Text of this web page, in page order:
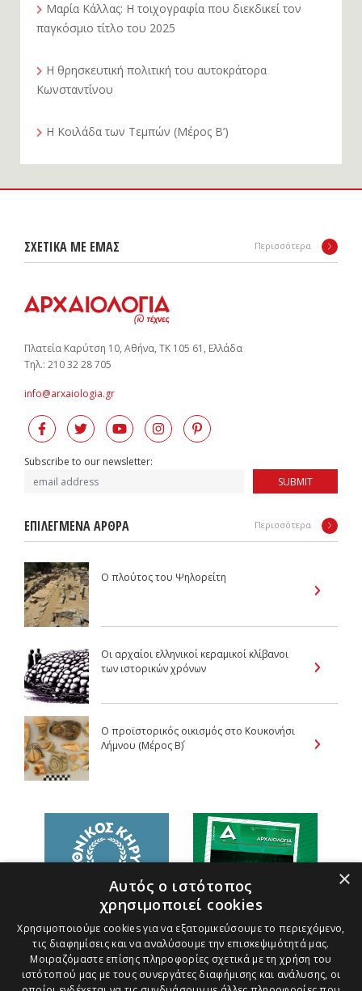
Μαρία Κάλλας: Η τοιχογραφία που διεκδικεί τον
παγκόσμιο τίτλο του 2025
Η θρησκευτική πολιτική του αυτοκράτορα
Κωνσταντίνου
Η Κοιλάδα των Τεμπών (Μέρος Β’)
ΣΧΕΤΙΚΑ ΜΕ ΕΜΑΣ Περισσότερα
Πλατεία Καρύτση 10, Αθήνα, ΤΚ 105 61, Ελλάδα
Tηλ.: 210 32 28 705
info@arxaiologia.gr
Subscribe to our newsletter:
SUBMIT
ΕΠΙΛΕΓΜΕΝΑ ΑΡΘΡΑ Περισσότερα
Ο πλούτος του Ψηλορείτη
Οι αρχαίοι ελληνικοί κεραμικοί κλίβανοι
των ιστορικών χρόνων
Ο προϊστορικός οικισμός στο Kουκονήσι
Λήμνου (Μέρος Β΄)
×
Αυτός ο ιστότοπος
χρησιμοποιεί cookies
Χρησιμοποιούμε cookies για να εξατομικεύσουμε το περιεχόμενο,
τις διαφημίσεις και να αναλύσουμε την επισκεψιμότητά μας.
Μοιραζόμαστε επίσης πληροφορίες σχετικά με τη χρήση του
ιστότοπού μας με τους συνεργάτες διαφήμισης και ανάλυσης, οι